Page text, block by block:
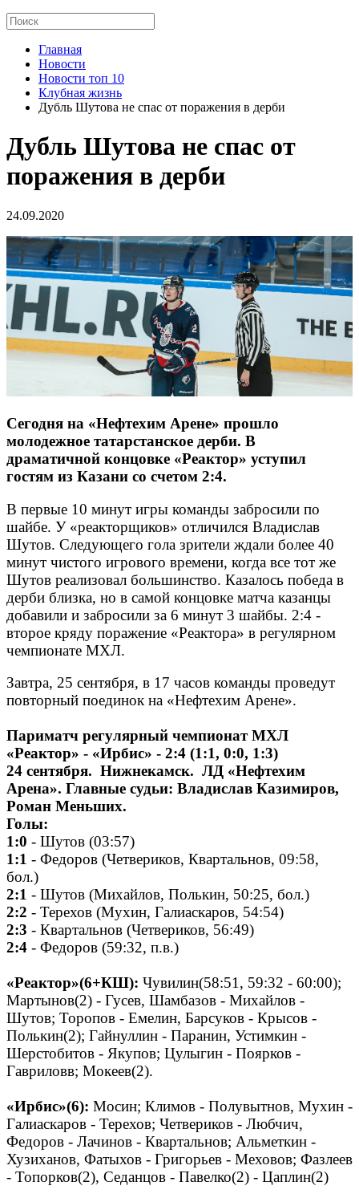
Главная
Новости
Новости топ 10
Клубная жизнь
Дубль Шутова не спас от поражения в дерби
Дубль Шутова не спас от
поражения в дерби
24.09.2020
Сегодня на «Нефтехим Арене» прошло
молодежное татарстанское дерби. В
драматичной концовке «Реактор» уступил
гостям из Казани со счетом 2:4.
В первые 10 минут игры команды забросили по
шайбе. У «реакторщиков» отличился Владислав
Шутов. Следующего гола зрители ждали более 40
минут чистого игрового времени, когда все тот же
Шутов реализовал большинство. Казалось победа в
дерби близка, но в самой концовке матча казанцы
добавили и забросили за 6 минут 3 шайбы. 2:4 -
второе кряду поражение «Реактора» в регулярном
чемпионате МХЛ.
Завтра, 25 сентября, в 17 часов команды проведут
повторный поединок на «Нефтехим Арене».
Париматч регулярный чемпионат МХЛ
«Реактор» - «Ирбис» - 2:4 (1:1, 0:0, 1:3)
24 сентября. Нижнекамск. ЛД «Нефтехим
Арена». Главные судьи: Владислав Казимиров,
Роман Меньших.
Голы:
1:0 - Шутов (03:57)
1:1 - Федоров (Четвериков, Квартальнов, 09:58,
бол.)
2:1 - Шутов (Михайлов, Полькин, 50:25, бол.)
2:2 - Терехов (Мухин, Галиаскаров, 54:54)
2:3 - Квартальнов (Четвериков, 56:49)
2:4 - Федоров (59:32, п.в.)
«Реактор»(6+КШ): Чувилин(58:51, 59:32 - 60:00);
Мартынов(2) - Гусев, Шамбазов - Михайлов -
Шутов; Торопов - Емелин, Барсуков - Крысов -
Полькин(2); Гайнуллин - Паранин, Устимкин -
Шерстобитов - Якупов; Цулыгин - Поярков -
Гавриловв; Мокеев(2).
«Ирбис»(6): Мосин; Климов - Полувытнов, Мухин -
Галиаскаров - Терехов; Четвериков - Любчич,
Федоров - Лачинов - Квартальнов; Альметкин -
Хузиханов, Фатыхов - Григорьев - Меховов; Фазлеев
- Топорков(2), Седанцов - Павелко(2) - Цаплин(2)